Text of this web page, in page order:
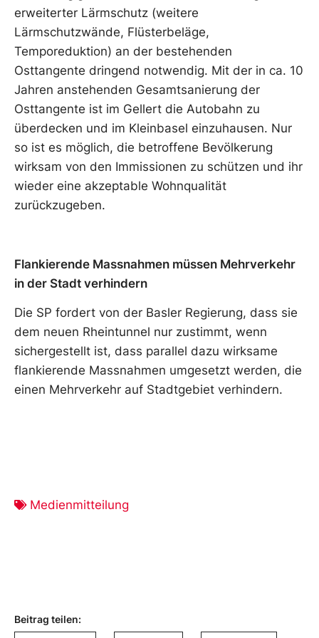
erweiterter Lärmschutz (weitere
Lärmschutzwände, Flüsterbeläge,
Temporeduktion) an der bestehenden
Osttangente dringend notwendig. Mit der in ca. 10
Jahren anstehenden Gesamtsanierung der
Osttangente ist im Gellert die Autobahn zu
überdecken und im Kleinbasel einzuhausen. Nur
so ist es möglich, die betroffene Bevölkerung
wirksam von den Immissionen zu schützen und ihr
wieder eine akzeptable Wohnqualität
zurückzugeben.
Flankierende Massnahmen müssen Mehrverkehr
in der Stadt verhindern
Die SP fordert von der Basler Regierung, dass sie
dem neuen Rheintunnel nur zustimmt, wenn
sichergestellt ist, dass parallel dazu wirksame
flankierende Massnahmen umgesetzt werden, die
einen Mehrverkehr auf Stadtgebiet verhindern.
Medienmitteilung
Beitrag teilen: